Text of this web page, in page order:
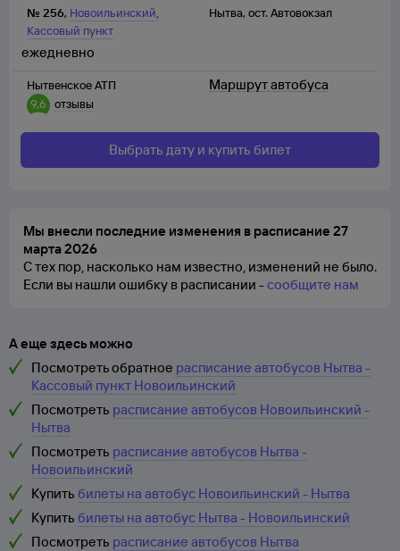
№ 256, Новоильинский,
Кассовый пункт
Нытва, ост. Автовокзал
Нытвенское АТП
9,6
отзывы
ежедневно
Маршрут автобуса
Выбрать дату и купить билет
Мы внесли последние изменения в расписание 27
марта 2026
С тех пор, насколько нам известно, изменений не было.
Если вы нашли ошибку в расписании -сообщите нам
А еще здесь можно
Посмотреть обратное расписание автобусов Нытва -
Кассовый пункт Новоильинский
Посмотреть расписание автобусов Новоильинский -
Нытва
Посмотреть расписание автобусов Нытва -
Новоильинский
Купить билеты на автобус Новоильинский - Нытва
Купить билеты на автобус Нытва - Новоильинский
Посмотреть расписание автобусов Нытва